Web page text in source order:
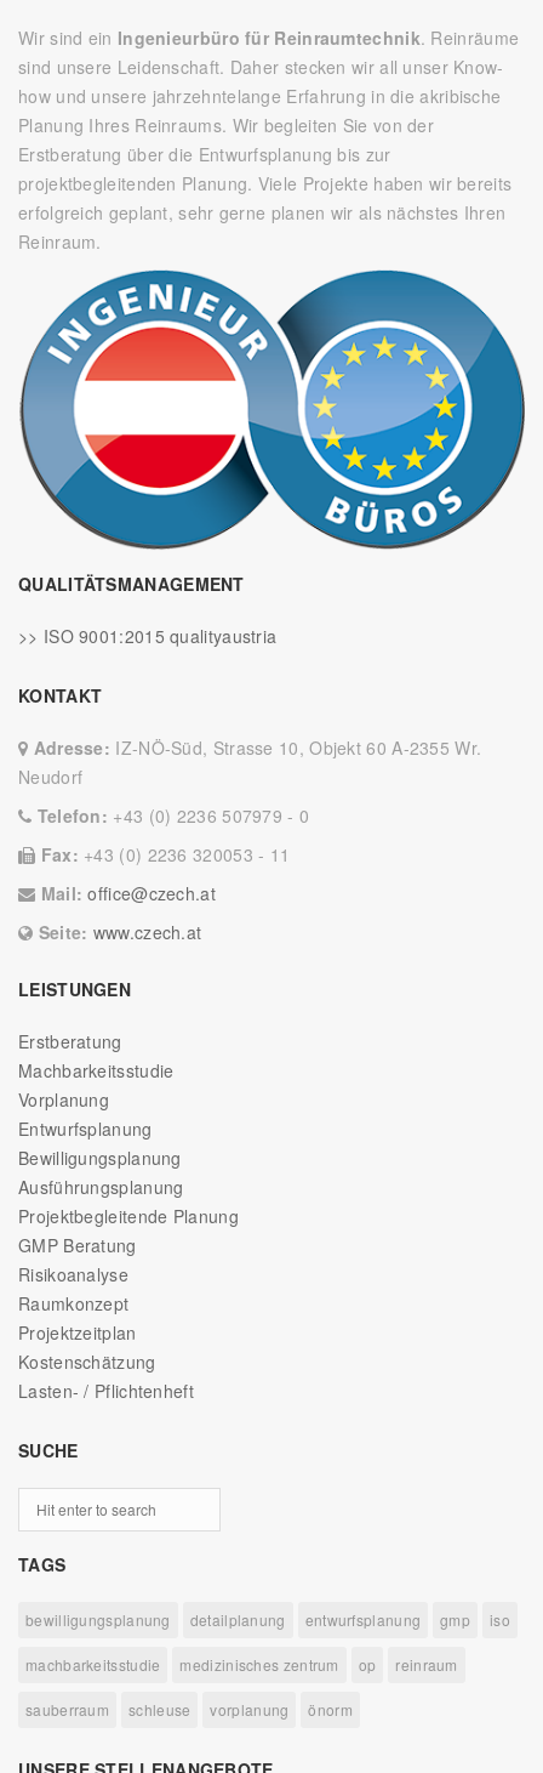
Wir sind ein Ingenieurbüro für Reinraumtechnik. Reinräume
sind unsere Leidenschaft. Daher stecken wir all unser Know-
how und unsere jahrzehntelange Erfahrung in die akribische
Planung Ihres Reinraums. Wir begleiten Sie von der
Erstberatung über die Entwurfsplanung bis zur
projektbegleitenden Planung. Viele Projekte haben wir bereits
erfolgreich geplant, sehr gerne planen wir als nächstes Ihren
Reinraum.
QUALITÄTSMANAGEMENT
>> ISO 9001:2015 qualityaustria
KONTAKT
Adresse: IZ-NÖ-Süd, Strasse 10, Objekt 60 A-2355 Wr.
Neudorf
Telefon: +43 (0) 2236 507979 - 0
Fax: +43 (0) 2236 320053 - 11
Mail:office@czech.at
Seite: www.czech.at
LEISTUNGEN
Erstberatung
Machbarkeitsstudie
Vorplanung
Entwurfsplanung
Bewilligungsplanung
Ausführungsplanung
Projektbegleitende Planung
GMP Beratung
Risikoanalyse
Raumkonzept
Projektzeitplan
Kostenschätzung
Lasten- / Pflichtenheft
SUCHE
TAGS
bewilligungsplanung detailplanung entwurfsplanung gmp iso
machbarkeitsstudie medizinisches zentrum op reinraum
sauberraum schleuse vorplanung önorm